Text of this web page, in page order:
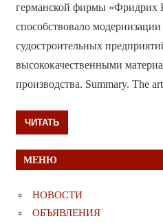
германской фирмы «Фридрих
способствовало
судостроительных
высококачественными
производства. Summary. The
ЧИТАТЬ
МЕНЮ
НОВОСТИ
ОБЪЯВЛЕНИЯ